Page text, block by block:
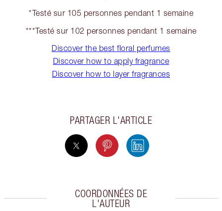
*Testé sur 105 personnes pendant 1 semaine
***Testé sur 102 personnes pendant 1 semaine
Discover the best floral perfumes
Discover how to apply fragrance
Discover how to layer fragrances
PARTAGER L'ARTICLE
COORDONNÉES DE
L'AUTEUR